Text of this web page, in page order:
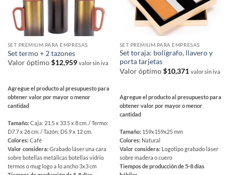
página
de
producto
SET PREMIUM PARA EMPRESAS
Set termo + 2 tazones
Valor óptimo$12,959 valor sin iva
Agregue el producto al presupuesto para
obtener valor por mayor o menor
cantidad
Tamaño:Caja: 21.5 x 33.5 x 8 cm. / Termo:
D7.7 x 26 cm. / Tazón: D5.9 x 12 cm.
Colores:Café
Valor considera:Grabado láser una cara
sobre botellas metálicas botellas vidrio
termos o mug logo a lo ancho 3x3 cm
SET PREMIUM PARA EMPRESAS
Set toraja: bolígrafo, llavero y
porta tarjetas
Valor óptimo$10,371 valor sin iva
Agregue el producto al presupuesto para
obtener valor por mayor o menor
cantidad
Tamaño: 159x159x25 mm
Colores: Natural
Valor considera: Logotipo grabado láser
sobre madera o cuero
Tiempos de producción de 5-8 días